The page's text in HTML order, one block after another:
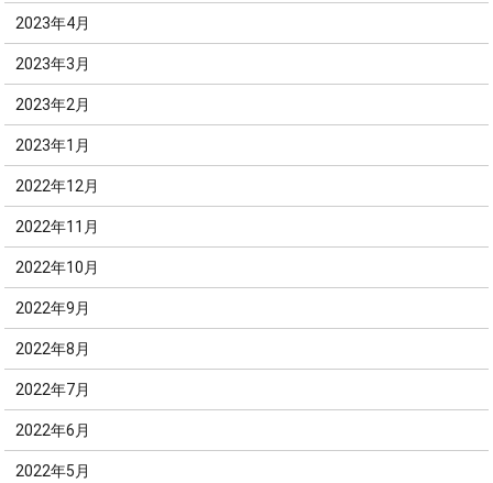
2023年4月
2023年3月
2023年2月
2023年1月
2022年12月
2022年11月
2022年10月
2022年9月
2022年8月
2022年7月
2022年6月
2022年5月